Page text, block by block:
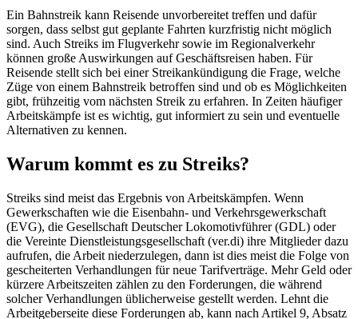
Ein Bahnstreik kann Reisende unvorbereitet treffen und dafür
sorgen, dass selbst gut geplante Fahrten kurzfristig nicht möglich
sind. Auch Streiks im Flugverkehr sowie im Regionalverkehr
können große Auswirkungen auf Geschäftsreisen haben. Für
Reisende stellt sich bei einer Streikankündigung die Frage, welche
Züge von einem Bahnstreik betroffen sind und ob es Möglichkeiten
gibt, frühzeitig vom nächsten Streik zu erfahren. In Zeiten häufiger
Arbeitskämpfe ist es wichtig, gut informiert zu sein und eventuelle
Alternativen zu kennen.
Warum kommt es zu Streiks?
Streiks sind meist das Ergebnis von Arbeitskämpfen. Wenn
Gewerkschaften wie die Eisenbahn- und Verkehrsgewerkschaft
(EVG), die Gesellschaft Deutscher Lokomotivführer (GDL) oder
die Vereinte Dienstleistungsgesellschaft (ver.di) ihre Mitglieder dazu
aufrufen, die Arbeit niederzulegen, dann ist dies meist die Folge von
gescheiterten Verhandlungen für neue Tarifverträge. Mehr Geld oder
kürzere Arbeitszeiten zählen zu den Forderungen, die während
solcher Verhandlungen üblicherweise gestellt werden. Lehnt die
Arbeitgeberseite diese Forderungen ab, kann nach Artikel 9, Absatz